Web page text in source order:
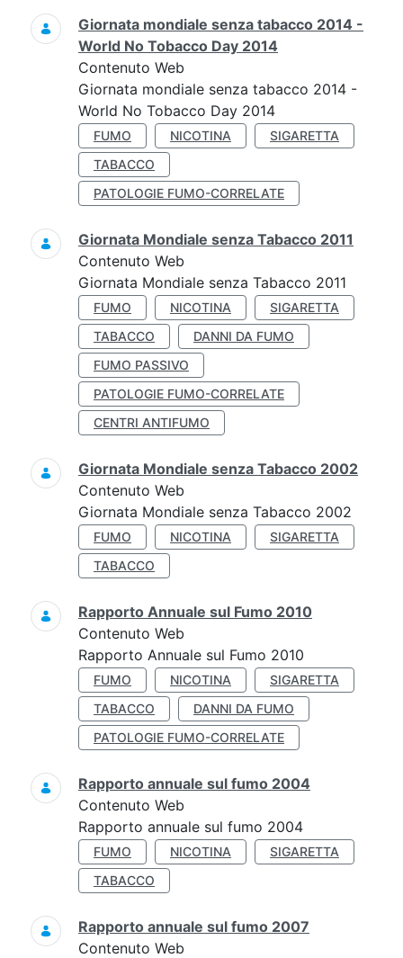
Giornata mondiale senza tabacco 2014 -
World No Tobacco Day 2014
Contenuto Web
Giornata mondiale senza tabacco 2014 -
World No Tobacco Day 2014
FUMO NICOTINA
SIGARETTA
TABACCO
PATOLOGIE FUMO-CORRELATE
Giornata Mondiale senza Tabacco 2011
Contenuto Web
Giornata Mondiale senza Tabacco 2011
FUMO NICOTINA
SIGARETTA
TABACCO
DANNI DA FUMO
FUMO PASSIVO
PATOLOGIE FUMO-CORRELATE
CENTRI ANTIFUMO
Giornata Mondiale senza Tabacco 2002
Contenuto Web
Giornata Mondiale senza Tabacco 2002
FUMO NICOTINA
SIGARETTA
TABACCO
Rapporto Annuale sul Fumo 2010
Contenuto Web
Rapporto Annuale sul Fumo 2010
FUMO NICOTINA
SIGARETTA
TABACCO
DANNI DA FUMO
PATOLOGIE FUMO-CORRELATE
Rapporto annuale sul fumo 2004
Contenuto Web
Rapporto annuale sul fumo 2004
FUMO NICOTINA
SIGARETTA
TABACCO
Rapporto annuale sul fumo 2007
Contenuto Web